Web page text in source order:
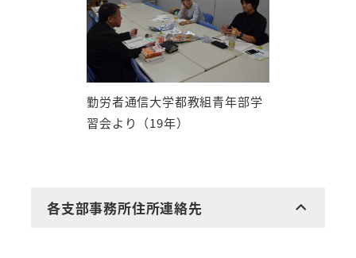
勤労者通信大学都教組青年部学
習会より（19年）
各支部事務所住所連絡先